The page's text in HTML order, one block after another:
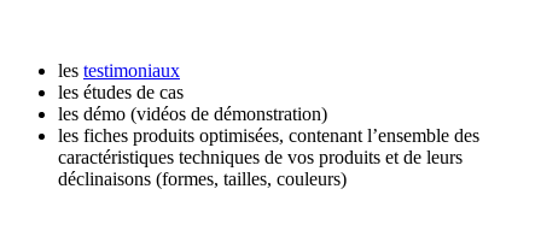
les testimoniaux
les études de cas
les démo (vidéos de démonstration)
les fiches produits optimisées, contenant l’ensemble des
caractéristiques techniques de vos produits et de leurs
déclinaisons (formes, tailles, couleurs)